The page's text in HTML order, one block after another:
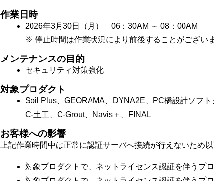
作業日時
2026年3月30日（月） 06：30AM ～ 08：00AM
※ 停止時間は作業状況により前後することがございま
メンテナンスの目的
セキュリティ対策強化
対象プロダクト
Soil Plus、GEORAMA、DYNA2E、PC橋設計ソフト
C-土工、C-Grout、Navis＋、FINAL
お客様への影響
上記作業時間中は正常に認証サーバへ接続が行えないため
対象プロダクトで、ネットライセンス認証を伴うプ